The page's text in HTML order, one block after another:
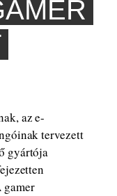
az e-
tervezett
gyártója